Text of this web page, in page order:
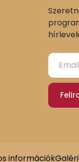
információk